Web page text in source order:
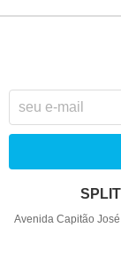
Avenida Capitão